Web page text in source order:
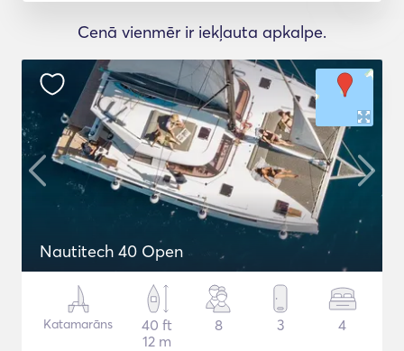
Cenā vienmēr ir iekļauta apkalpe.
Nautitech 40 Open
Katamarāns
40 ft
12 m
8 3 4